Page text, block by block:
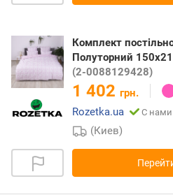
Комплект
Полуторний
(2-0088129428)
1 402 грн.
Rozetka.ua
С нами
(Киев)